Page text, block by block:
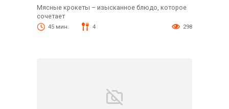
Мясные крокеты – изысканное блюдо, которое
сочетает
45 мин. 4 298